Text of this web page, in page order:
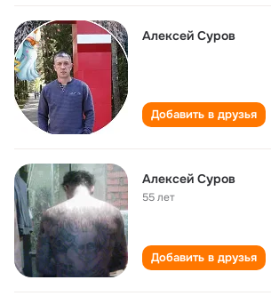
Алексей Суров
Добавить в друзья
Алексей Суров
55 лет
Добавить в друзья